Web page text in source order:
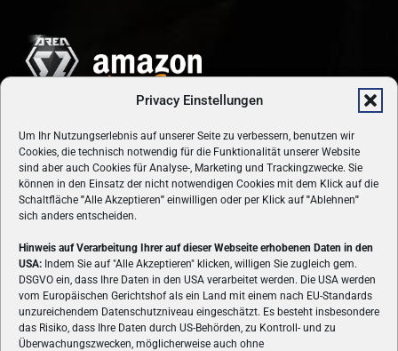
Privacy Einstellungen
Um Ihr Nutzungserlebnis auf unserer Seite zu verbessern, benutzen wir
Cookies, die technisch notwendig für die Funktionalität unserer Website
sind aber auch Cookies für Analyse-, Marketing und Trackingzwecke. Sie
können in den Einsatz der nicht notwendigen Cookies mit dem Klick auf die
Schaltfläche "Alle Akzeptieren" einwilligen oder per Klick auf"Ablehnen"
sich anders entscheiden.
Hinweis auf Verarbeitung Ihrer auf dieser Webseite erhobenen Daten in den
USA: Indem Sie auf "Alle Akzeptieren" klicken, willigen Sie zugleich gem.
DSGVO ein, dass Ihre Daten in den USA verarbeitet werden. Die USA werden
vom Europäischen Gerichtshof als ein Land mit einem nach EU-Standards
unzureichendem Datenschutzniveau eingeschätzt. Es besteht insbesondere
das Risiko, dass Ihre Daten durch US-Behörden, zu Kontroll- und zu
Überwachungszwecken, möglicherweise auch ohne
ÜBER UNS
VON GAMERN, FÜR GAMER! Gamers.at ist das älteste Online-
Spielemagazin Österreichs und bringt täglich aktuelle News,
Reviews und Videos zu PC- und Konsolenspielen, Gaming-